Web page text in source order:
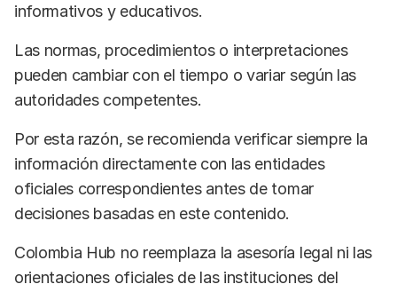
informativos y educativos.
Las normas, procedimientos o interpretaciones
pueden cambiar con el tiempo o variar según las
autoridades competentes.
Por esta razón, se recomienda verificar siempre la
información directamente con las entidades
oficiales correspondientes antes de tomar
decisiones basadas en este contenido.
Colombia Hub no reemplaza la asesoría legal ni las
orientaciones oficiales de las instituciones del